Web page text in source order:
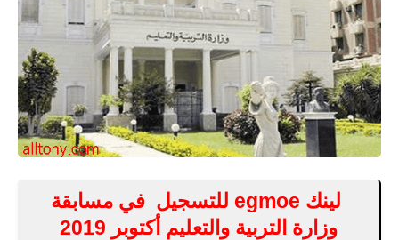
لينك egmoe للتسجيل في مسابقة
وزارة التربية والتعليم أكتوبر 2019